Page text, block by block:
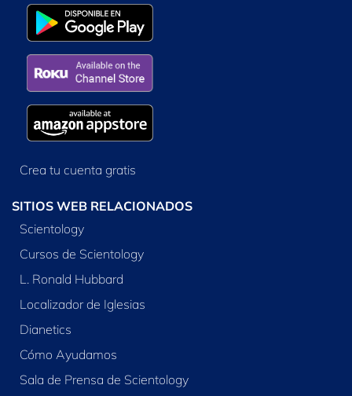
Crea tu cuenta gratis
SITIOS WEB RELACIONADOS
Scientology
Cursos de Scientology
L. Ronald Hubbard
Localizador de Iglesias
Dianetics
Cómo Ayudamos
Sala de Prensa de Scientology